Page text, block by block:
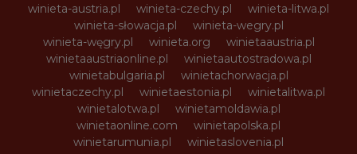
winieta-austria.pl
winieta-czechy.pl
winieta-litwa.pl
winieta-słowacja.pl
winieta-wegry.pl
winieta-węgry.pl
winieta.org
winietaaustria.pl
winietaaustriaonline.pl
winietaautostradowa.pl
winietabulgaria.pl
winietachorwacja.pl
winietaczechy.pl
winietaestonia.pl
winietalitwa.pl
winietalotwa.pl
winietamoldawia.pl
winietaonline.com
winietapolska.pl
winietarumunia.pl
winietaslovenia.pl